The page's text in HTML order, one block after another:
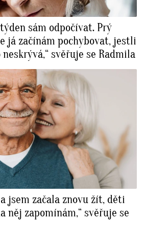
sám odpočívat. Prý
já začínám pochybovat, jestli
svěřuje se Radmila
jsem začala znovu žít, děti
něj zapomínám,“ svěřuje se